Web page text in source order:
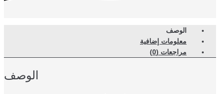
الوصف
معلومات إضافية
مراجعات (0)
الوصف